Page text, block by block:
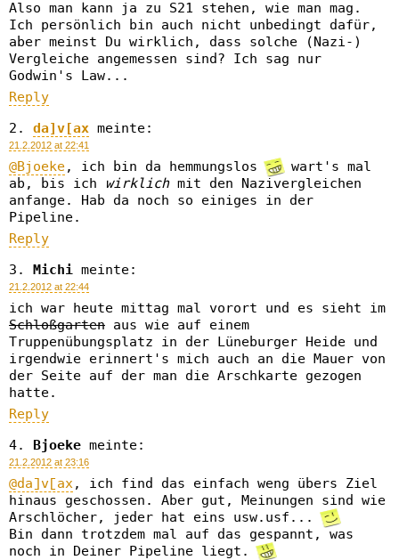
Also man kann ja zu S21 stehen, wie man mag.
Ich persönlich bin auch nicht unbedingt dafür,
aber meinst Du wirklich, dass solche (Nazi-)
Vergleiche angemessen sind? Ich sag nur
Godwin's Law...
Reply
da]v[ax meinte:
21.2.2012 at 22:41
@Bjoeke, ich bin da hemmungslos
wart's mal
ab, bis ich
wirklichmit den Nazivergleichen
anfange. Hab da noch so einiges in der
Pipeline.
Reply
Michi meinte:
21.2.2012 at 22:44
ich war heute mittag mal vorort und es sieht im
Schloßgarten aus wie auf einem
Truppenübungsplatz in der Lüneburger Heide und
irgendwie erinnert's mich auch an die Mauer von
der Seite auf der man die Arschkarte gezogen
hatte.
Reply
Bjoeke meinte:
21.2.2012 at 23:16
@da]v[ax, ich find das einfach weng übers Ziel
hinaus geschossen. Aber gut, Meinungen sind wie
Arschlöcher, jeder hat eins usw.usf...
Bin dann trotzdem mal auf das gespannt, was
noch in Deiner Pipeline liegt.